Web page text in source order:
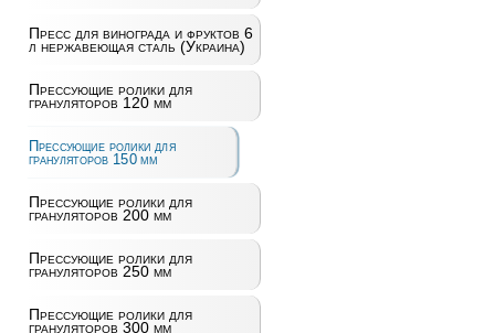
Пресс для винограда и фруктов 6
л нержавеющая сталь (Украина)
Прессующие ролики для
грануляторов 120 мм
Прессующие ролики для
грануляторов 150 мм
Прессующие ролики для
грануляторов 200 мм
Прессующие ролики для
грануляторов 250 мм
Прессующие ролики для
грануляторов 300 мм